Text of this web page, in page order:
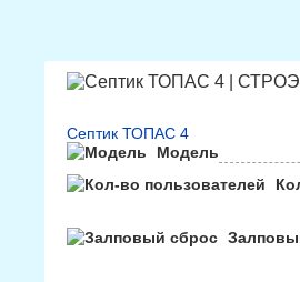
Септик ТОПАС 4
Модель